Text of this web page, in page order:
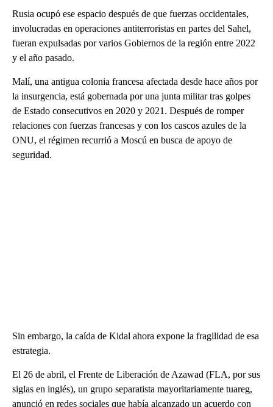
Rusia ocupó ese espacio después de que fuerzas occidentales,
involucradas en operaciones antiterroristas en partes del Sahel,
fueran expulsadas por varios Gobiernos de la región entre 2022
y el año pasado.
Malí, una antigua colonia francesa afectada desde hace años por
la insurgencia, está gobernada por una junta militar tras golpes
de Estado consecutivos en 2020 y 2021. Después de romper
relaciones con fuerzas francesas y con los cascos azules de la
ONU, el régimen recurrió a Moscú en busca de apoyo de
seguridad.
Sin embargo, la caída de Kidal ahora expone la fragilidad de esa
estrategia.
El 26 de abril, el Frente de Liberación de Azawad (FLA, por sus
siglas en inglés), un grupo separatista mayoritariamente tuareg,
anunció en redes sociales que había alcanzado un acuerdo con